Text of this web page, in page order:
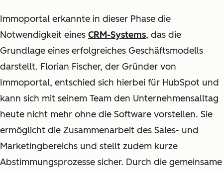
Immoportal erkannte in dieser Phase die
Notwendigkeit eines CRM-Systems, das die
Grundlage eines erfolgreiches Geschäftsmodells
darstellt. Florian Fischer, der Gründer von
Immoportal, entschied sich hierbei für HubSpot und
kann sich mit seinem Team den Unternehmensalltag
heute nicht mehr ohne die Software vorstellen. Sie
ermöglicht die Zusammenarbeit des Sales- und
Marketingbereichs und stellt zudem kurze
Abstimmungsprozesse sicher. Durch die gemeinsame